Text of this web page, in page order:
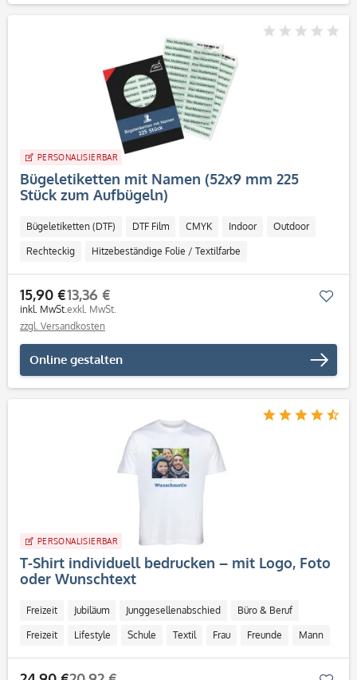
PERSONALISIERBAR
Bügeletiketten mit Namen (52x9 mm 225
Stück zum Aufbügeln)
Bügeletiketten (DTF) DTF Film CMYK Indoor Outdoor
Rechteckig Hitzebeständige Folie / Textilfarbe
15,90 €
inkl. MwSt.
13,36 €
exkl. MwSt.
zzgl. Versandkosten
Online gestalten
PERSONALISIERBAR
T-Shirt individuell bedrucken – mit Logo, Foto
oder Wunschtext
Freizeit Jubiläum Junggesellenabschied Büro & Beruf
Freizeit Lifestyle Schule Textil Frau Freunde Mann
CMYK